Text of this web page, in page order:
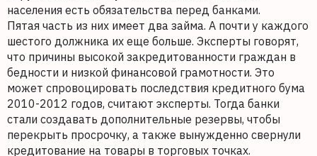
населения есть обязательства перед банками.
Пятая часть из них имеет два займа. А почти у каждого
шестого должника их еще больше. Эксперты говорят,
что причины высокой закредитованности граждан в
бедности и низкой финансовой грамотности. Это
может спровоцировать последствия кредитного бума
2010-2012 годов, считают эксперты. Тогда банки
стали создавать дополнительные резервы, чтобы
перекрыть просрочку, а также вынужденно свернули
кредитование на товары в торговых точках.